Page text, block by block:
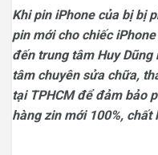
Khi pin iPhone của bị bị
pin mới cho chiếc
đến trung tâm Huy
tâm chuyên sửa chữa,
tại TPHCM để đảm bảo
hàng zin mới 100%, chất